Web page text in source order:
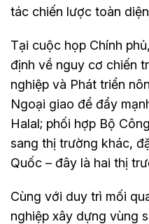
tác chiến lược toàn
Tại cuộc họp Chính
định về nguy cơ chiến
nghiệp và Phát triển
Ngoại giao để đẩy
Halal; phối hợp Bộ
sang thị trường khác,
Quốc – đây là hai thị
Cùng với duy trì mối
nghiệp xây dựng vùng